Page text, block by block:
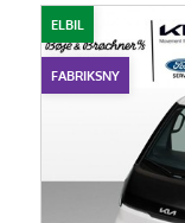
ELBIL
FABRIKSNY